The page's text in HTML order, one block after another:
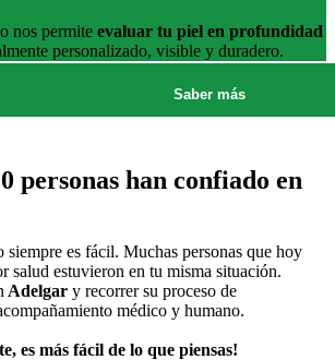
nos permite evaluar tu piel en profundidad
personalizado, visible y duradero.
Saber más
personas han confiado en
siempre es fácil. Muchas personas que hoy
salud estuvieron en tu misma situación.
Adelgar y recorrer su proceso de
médico y humano.
es más fácil de lo que piensas!